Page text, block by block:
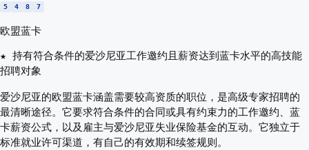
5 4 8 7
欧盟蓝卡
★ 持有符合条件的爱沙尼亚工作邀约且薪资达到蓝卡水平的高技能
招聘对象
爱沙尼亚的欧盟蓝卡涵盖需要较高资质的职位，是高级专家招聘的
最清晰途径。它要求符合条件的合同或具有约束力的工作邀约、蓝
卡薪资公式，以及雇主与爱沙尼亚失业保险基金的互动。它独立于
标准就业许可渠道，有自己的有效期和续签规则。